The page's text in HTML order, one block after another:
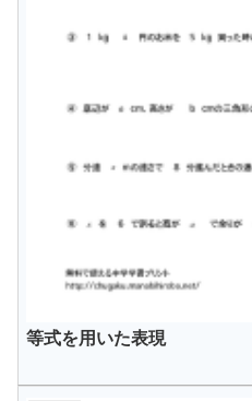
等式を用いた表現